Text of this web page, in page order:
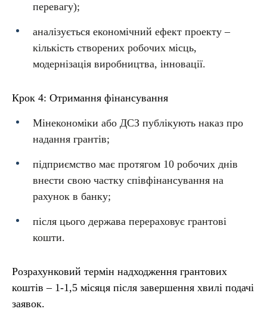
перевагу);
аналізується економічний ефект проекту –
кількість створених робочих місць,
модернізація виробництва, інновації.
Крок 4: Отримання фінансування
Мінекономіки або ДСЗ публікують наказ про
надання грантів;
підприємство має протягом 10 робочих днів
внести свою частку співфінансування на
рахунок в банку;
після цього держава перераховує грантові
кошти.
Розрахунковий термін надходження грантових
коштів – 1-1,5 місяця після завершення хвилі подачі
заявок.